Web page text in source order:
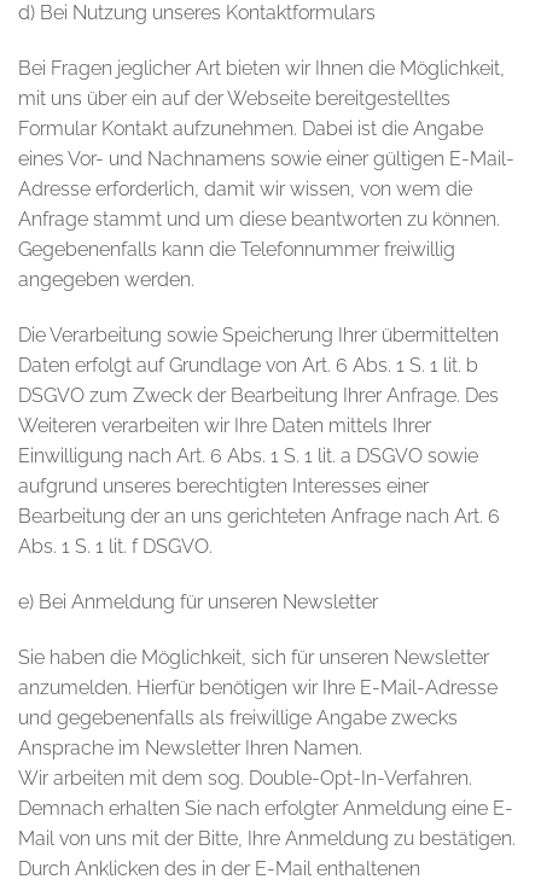
d) Bei Nutzung unseres Kontaktformulars
Bei Fragen jeglicher Art bieten wir Ihnen die Möglichkeit,
mit uns über ein auf der Webseite bereitgestelltes
Formular Kontakt aufzunehmen. Dabei ist die Angabe
eines Vor- und Nachnamens sowie einer gültigen E-Mail-
Adresse erforderlich, damit wir wissen, von wem die
Anfrage stammt und um diese beantworten zu können.
Gegebenenfalls kann die Telefonnummer freiwillig
angegeben werden.
Die Verarbeitung sowie Speicherung Ihrer übermittelten
Daten erfolgt auf Grundlage von Art. 6 Abs. 1 S. 1 lit. b
DSGVO zum Zweck der Bearbeitung Ihrer Anfrage. Des
Weiteren verarbeiten wir Ihre Daten mittels Ihrer
Einwilligung nach Art. 6 Abs. 1 S. 1 lit. a DSGVO sowie
aufgrund unseres berechtigten Interesses einer
Bearbeitung der an uns gerichteten Anfrage nach Art. 6
Abs. 1 S. 1 lit. f DSGVO.
e) Bei Anmeldung für unseren Newsletter
Sie haben die Möglichkeit, sich für unseren Newsletter
anzumelden. Hierfür benötigen wir Ihre E-Mail-Adresse
und gegebenenfalls als freiwillige Angabe zwecks
Ansprache im Newsletter Ihren Namen.
Wir arbeiten mit dem sog. Double-Opt-In-Verfahren.
Demnach erhalten Sie nach erfolgter Anmeldung eine E-
Mail von uns mit der Bitte, Ihre Anmeldung zu bestätigen.
Durch Anklicken des in der E-Mail enthaltenen